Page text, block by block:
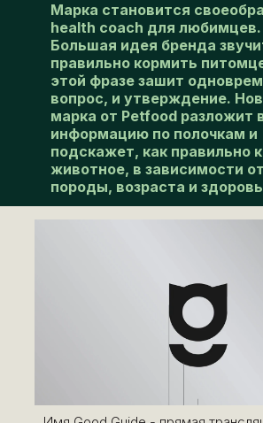
Марка становится
health coach для любимцев.
Большая идея бренда
правильно кормить
этой фразе зашит
вопрос, и утверждение.
марка от Petfood разложит
информацию по полочкам и
подскажет, как правильно
животное, в зависимости
породы, возраста и